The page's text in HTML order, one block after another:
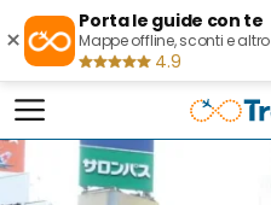
×
Porta le guide con te
Mappe offline, sconti e altro
4.9